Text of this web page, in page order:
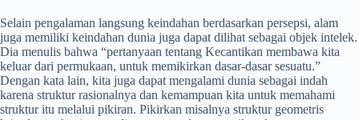
Selain pengalaman langsung keindahan berdasarkan persepsi, alam
juga memiliki keindahan dunia juga dapat dilihat sebagai objek intelek.
Dia menulis bahwa “pertanyaan tentang Kecantikan membawa kita
keluar dari permukaan, untuk memikirkan dasar-dasar sesuatu.”
Dengan kata lain, kita juga dapat mengalami dunia sebagai indah
karena struktur rasionalnya dan kemampuan kita untuk memahami
struktur itu melalui pikiran. Pikirkan misalnya struktur geometris